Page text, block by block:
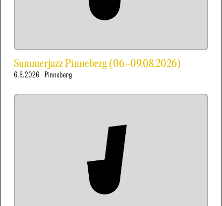
Summerjazz Pinneberg (06.-09.08.2026)
6.8.2026 Pinneberg